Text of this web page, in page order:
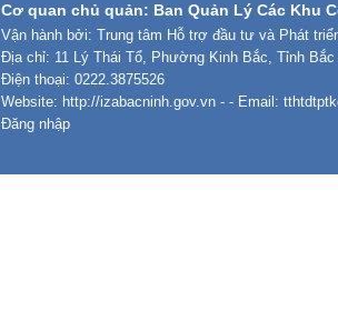
Cơ quan chủ quản: Ban Quản Lý Các Khu
Vận hành bởi: Trung tâm Hỗ trợ đầu tư và Phát
Địa chỉ: 11 Lý Thái Tổ, Phường Kinh Bắc, Tỉnh Bắc
Điện thoại: 0222.3875526
Website: http://izabacninh.gov.vn - - Email:
Đăng nhập